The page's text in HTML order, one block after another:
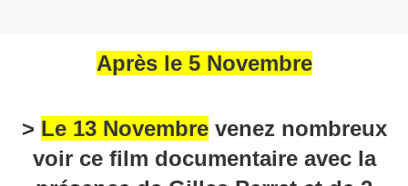
Après le 5 Novembre
> Le 13 Novembrevenez nombreux
voir ce film documentaire avec la